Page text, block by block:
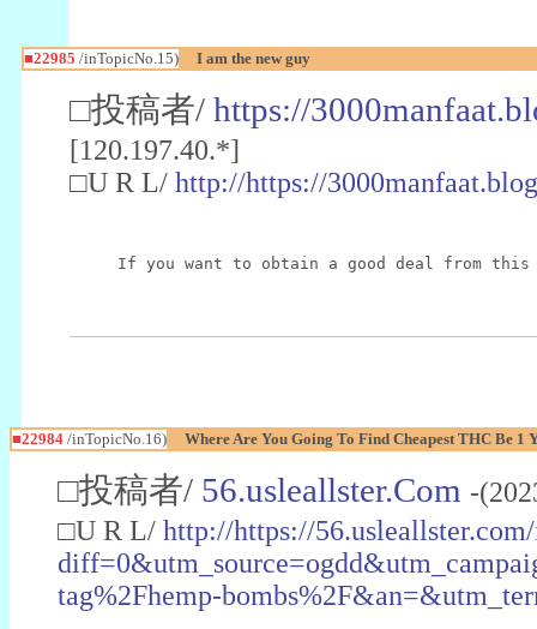
■22985 /inTopicNo.15) I am the new guy
□投稿者/ https://
[120.197.40.*]
□U R L/ http://https://
If you want to obtain a good deal from this
■22984 /inTopicNo.16) Where Are You Going To Find Cheapest THC Be 1
□投稿者/ 56.usleallster.Com -
□U R L/ http://https://
tag%2Fhemp-